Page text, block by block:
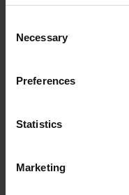
Selection
Necessary
Preferences
Statistics
Marketing